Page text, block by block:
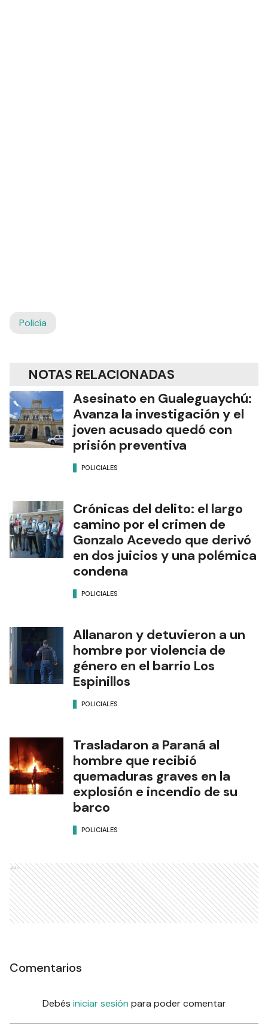
Policía
NOTAS RELACIONADAS
Asesinato en Gualeguaychú:
Avanza la investigación y el
joven acusado quedó con
prisión preventiva
POLICIALES
Crónicas del delito: el largo
camino por el crimen de
Gonzalo Acevedo que derivó
en dos juicios y una polémica
condena
POLICIALES
Allanaron y detuvieron a un
hombre por violencia de
género en el barrio Los
Espinillos
POLICIALES
Trasladaron a Paraná al
hombre que recibió
quemaduras graves en la
explosión e incendio de su
barco
POLICIALES
Ads
Comentarios
Debés iniciar sesión para poder comentar